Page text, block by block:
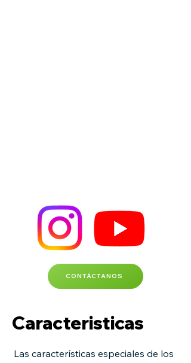
CONTÁCTANOS
Caracteristicas
Las características especiales de los